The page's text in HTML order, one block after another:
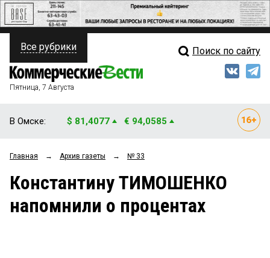
ПОЛИТИКА
ФИНАНСЫ
ОБЩЕСТВО
ЗАКОН
Свежий выпуск
Рейтинги
Блоги
Все рубрики Поиск по сайту
Пятница, 7 Августа
В Омске: $ 81,4077 € 94,0585
Главная → Архив газеты → № 33
Константину ТИМОШЕНКО
напомнили о процентах